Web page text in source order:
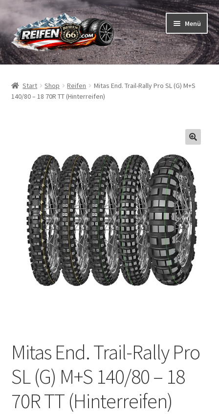
Zur
Navigation
springen
Zum
Inhalt
springen
Menü
Reifen
Schläuche
Marken
öffnen
Reifentests
Kontakt
Start Shop Reifen
Mitas End. Trail-Rally Pro SL (G) M+S
140/80 – 18 70R TT (Hinterreifen)
Mitas End. Trail-Rally Pro
SL (G) M+S 140/80 – 18
70R TT (Hinterreifen)